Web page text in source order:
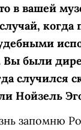
в вашей
когда
Вы были
случился
Нойзель
запомню